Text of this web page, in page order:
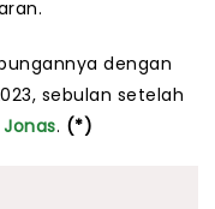
dengan
sebulan setelah
. (*)